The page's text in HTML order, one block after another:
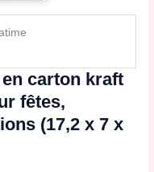
carton kraft
fêtes,
(17,2 x 7 x